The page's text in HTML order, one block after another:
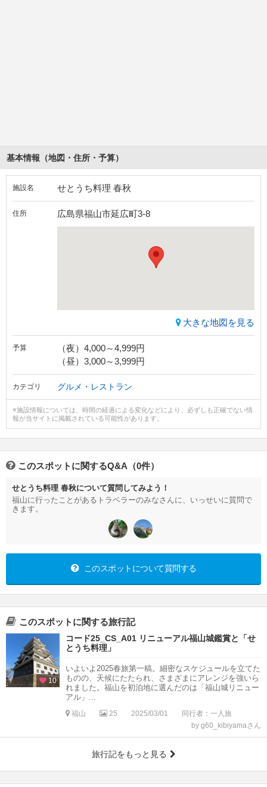
基本情報（地図・住所・予算）
施設名 せとうち料理 春秋
住所 広島県福山市延広町3-8
大きな地図を見る
予算
（夜）4,000～4,999円
（昼）3,000～3,999円
カテゴリ グルメ・レストラン
※施設情報については、時間の経過による変化などにより、必ずしも正確でない情
報が当サイトに掲載されている可能性があります。
このスポットに関するQ&A（0件）
せとうち料理 春秋について質問してみよう！
福山に行ったことがあるトラベラーのみなさんに、いっせいに質問で
きます。
このスポットについて質問する
このスポットに関する旅行記
10
コード25_CS_A01 リニューアル福山城鑑賞と「せ
とうち料理」
いよいよ2025春旅第一稿。細密なスケジュールを立てた
ものの、天候にたたられ、さまざまにアレンジを強いら
れました。福山を初泊地に選んだのは「福山城リニュー
アル」...
福山 25 2025/03/01
同行者：一人旅
by g60_kibiyamaさん
旅行記をもっと見る